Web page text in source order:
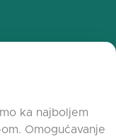
ka najboljem
Omogućavanje